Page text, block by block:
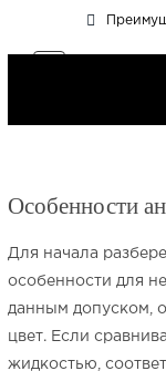
2.6 Синтек
Особенности
Для начала
особенности для
данным допуском,
цвет. Если
жидкостью,